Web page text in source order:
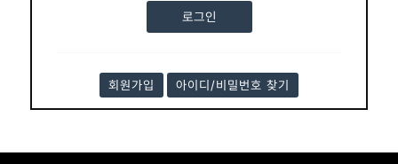
회원가입 아이디/비밀번호 찾기